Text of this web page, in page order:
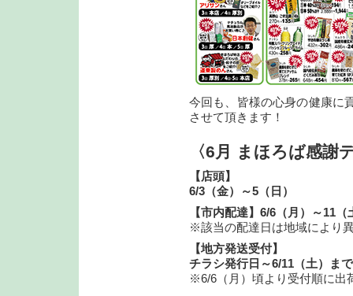
今回も、皆様の心身の健康に
させて頂きます！
〈6月 まほろば感謝
【店頭】
6/3（金）～5（日）
【市内配達】6/6（月）～11
※該当の配達日は地域により
【地方発送受付】
チラシ発行日～6/11（土）まで
※6/6（月）頃より受付順に出